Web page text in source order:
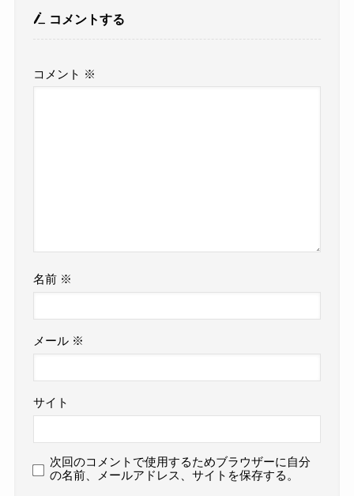
コメントする
コメント ※
名前 ※
メール ※
サイト
次回のコメントで使用するためブラウザーに自分
の名前、メールアドレス、サイトを保存する。